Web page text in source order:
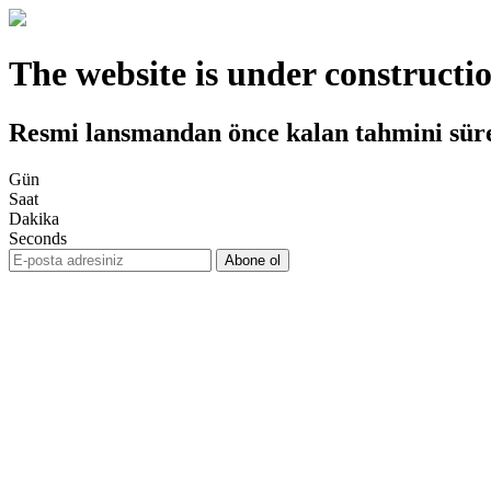
The website is under
Resmi lansmandan önce kalan tahmini
Gün
Saat
Dakika
Seconds